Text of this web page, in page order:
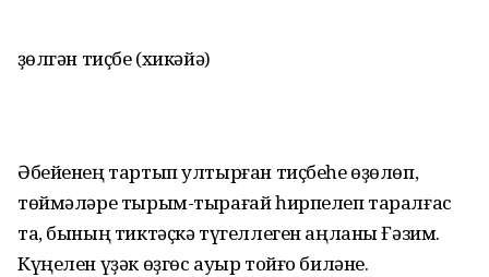
Өҙөлгән тиҫбе (хикәйә)
Әбейенең тартып ултырған тиҫбеһе өҙөлөп,
төймәләре тырым-тырағай һирпелеп таралғас
та, бының тиктәҫкә түгеллеген аңланы Ғәзим.
Күңелен үҙәк өҙгөс ауыр тойғо биләне.